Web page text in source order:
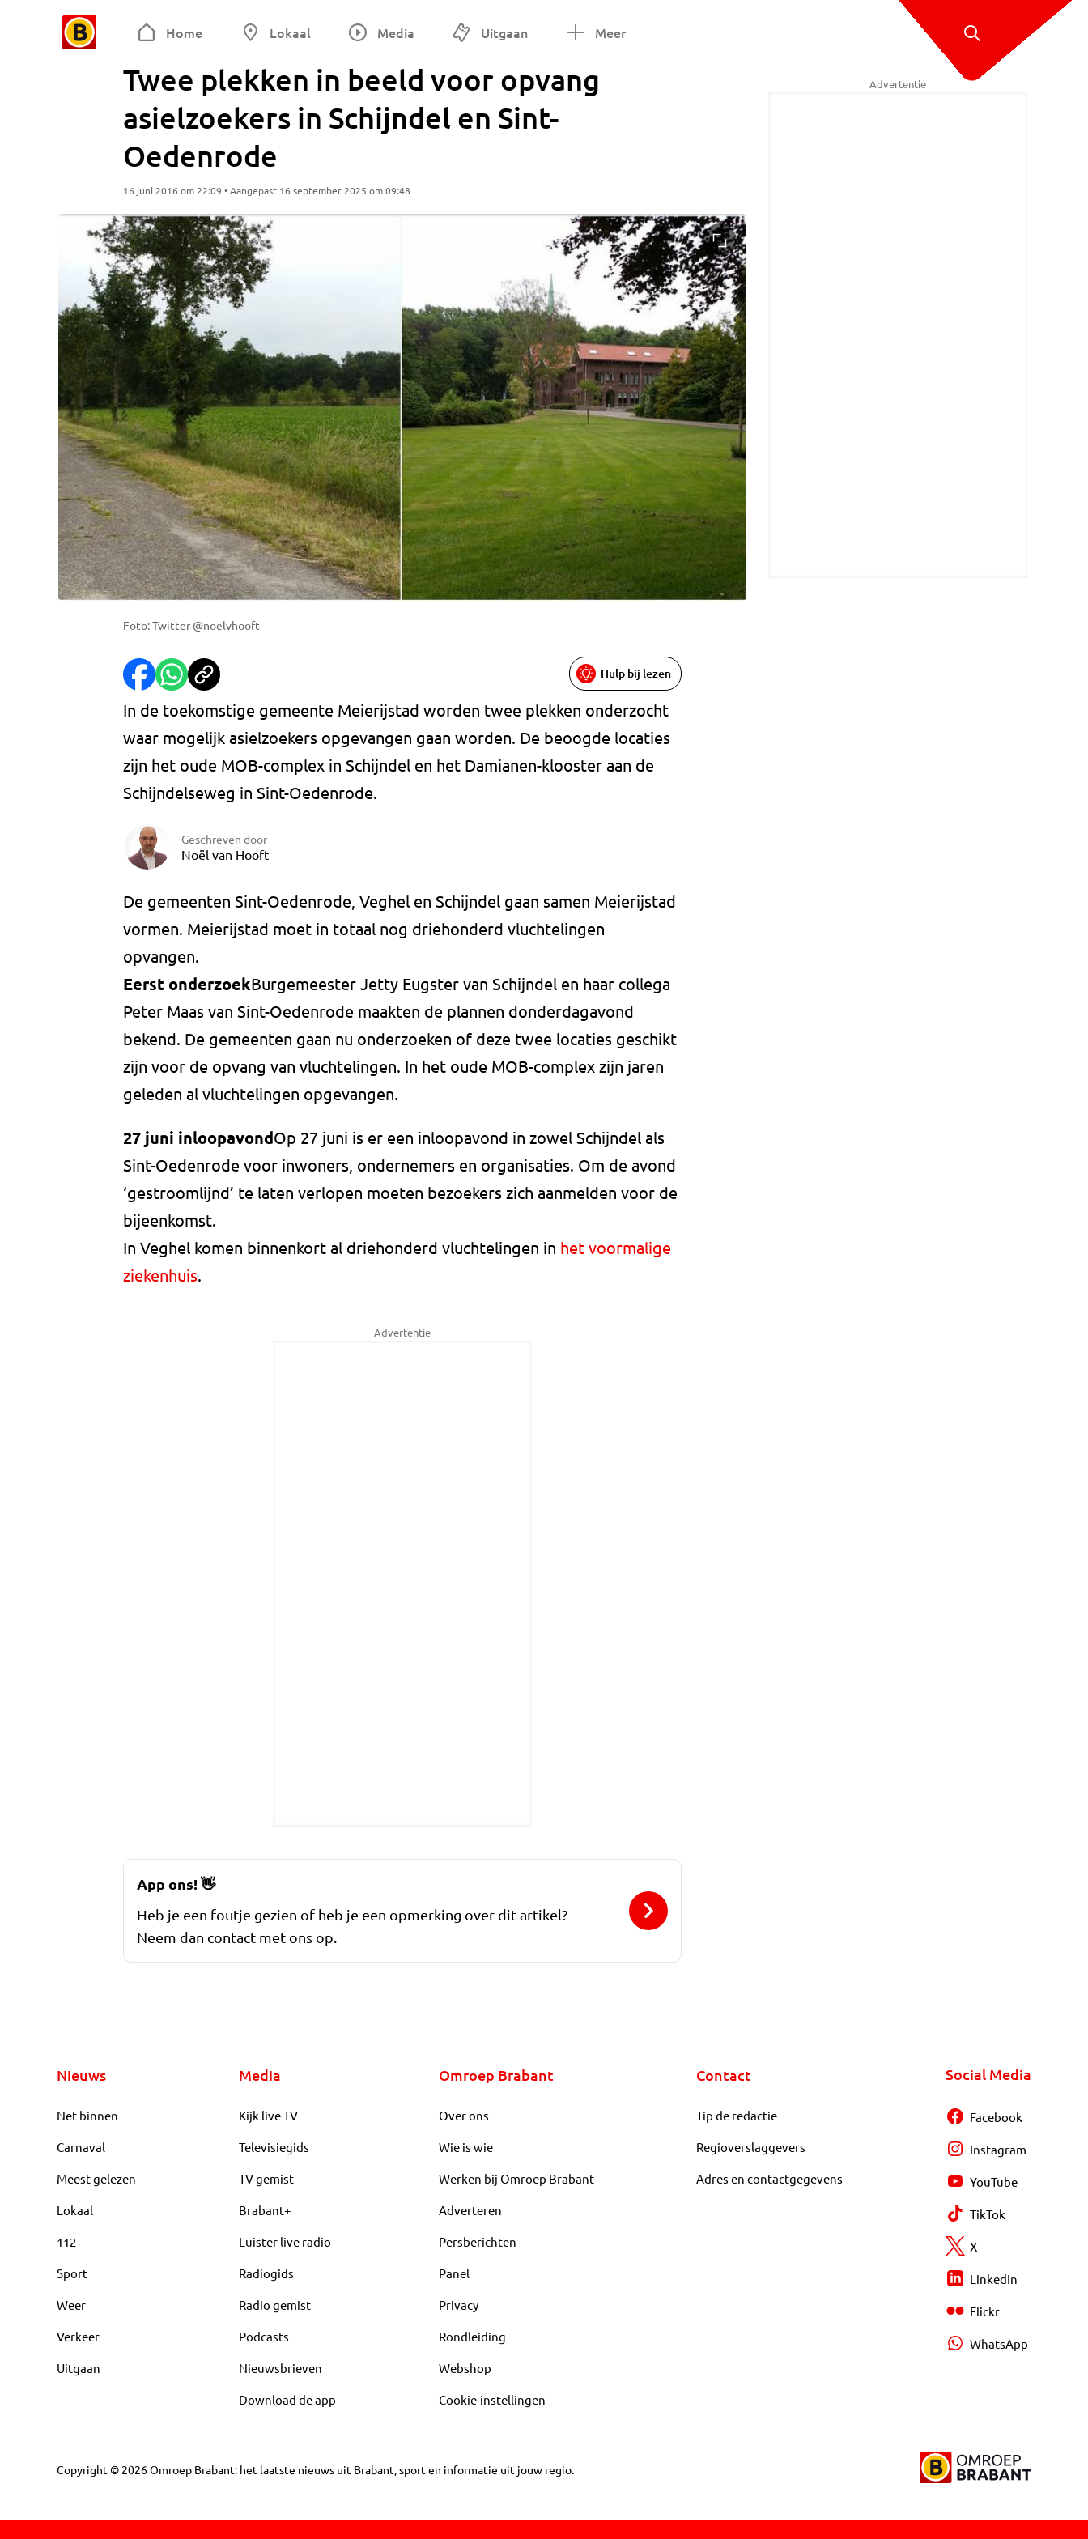
Home Lokaal Media Uitgaan Meer
Twee plekken in beeld voor opvang
asielzoekers in Schijndel en Sint-
Oedenrode
16 juni 2016 om 22:09 • Aangepast 16 september 2025 om 09:48
Foto: Twitter @noelvhooft
Hulp bij lezen
In de toekomstige gemeente Meierijstad worden twee plekken onderzocht
waar mogelijk asielzoekers opgevangen gaan worden. De beoogde locaties
zijn het oude MOB-complex in Schijndel en het Damianen-klooster aan de
Schijndelseweg in Sint-Oedenrode.
Geschreven door
Noël van Hooft
De gemeenten Sint-Oedenrode, Veghel en Schijndel gaan samen Meierijstad
vormen. Meierijstad moet in totaal nog driehonderd vluchtelingen
opvangen.
Eerst onderzoekBurgemeester Jetty Eugster van Schijndel en haar collega
Peter Maas van Sint-Oedenrode maakten de plannen donderdagavond
bekend. De gemeenten gaan nu onderzoeken of deze twee locaties geschikt
zijn voor de opvang van vluchtelingen. In het oude MOB-complex zijn jaren
geleden al vluchtelingen opgevangen.
27 juni inloopavondOp 27 juni is er een inloopavond in zowel Schijndel als
Sint-Oedenrode voor inwoners, ondernemers en organisaties. Om de avond
‘gestroomlijnd’ te laten verlopen moeten bezoekers zich aanmelden voor de
bijeenkomst.
In Veghel komen binnenkort al driehonderd vluchtelingen in het voormalige
ziekenhuis.
Advertentie
Advertentie
App ons!👋
Heb je een foutje gezien of heb je een opmerking over dit artikel?
Neem dan contact met ons op.
Nieuws
Net binnen
Carnaval
Meest gelezen
Lokaal
112
Sport
Weer
Verkeer
Uitgaan
Media
Kijk live TV
Televisiegids
TV gemist
Brabant+
Luister live radio
Radiogids
Radio gemist
Podcasts
Nieuwsbrieven
Download de app
Omroep Brabant
Over ons
Wie is wie
Werken bij Omroep Brabant
Adverteren
Persberichten
Panel
Privacy
Rondleiding
Webshop
Cookie-instellingen
Contact
Tip de redactie
Regioverslaggevers
Adres en contactgegevens
Social Media
Facebook
Instagram
YouTube
TikTok
X
LinkedIn
Flickr
WhatsApp
Copyright © 2026Omroep Brabant: het laatste nieuws uit Brabant, sport en informatie uit jouw regio.